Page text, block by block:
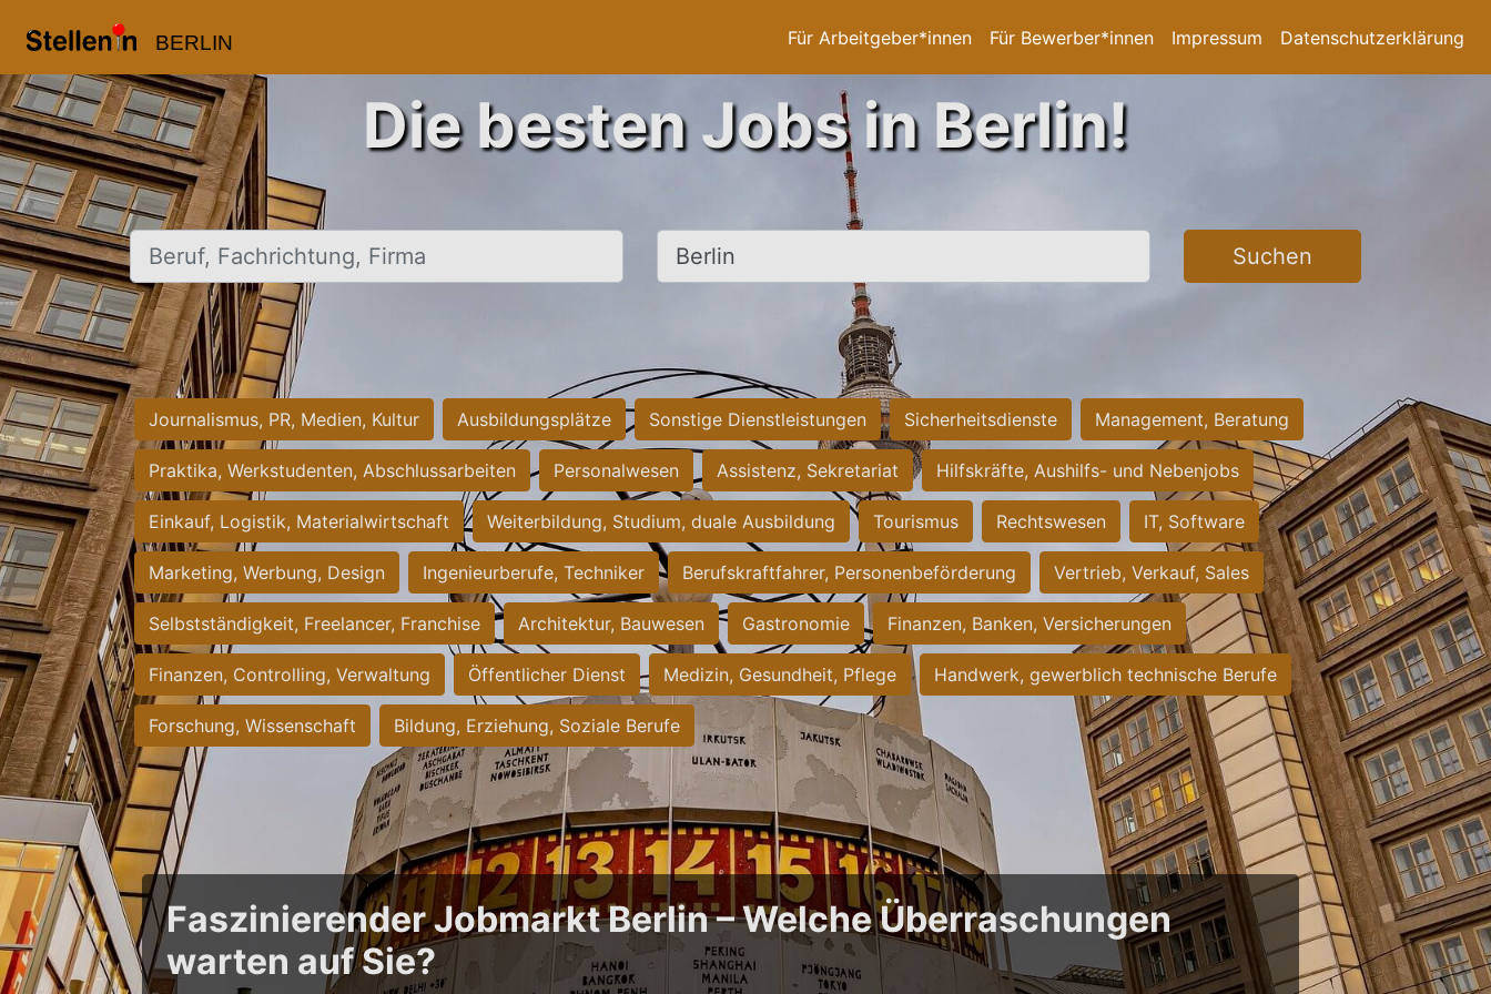
BERLIN Für Arbeitgeber*innen Für Bewerber*innen Impressum Datenschutzerklärung
Die besten Jobs in Berlin!
Beruf, Fachrichtung, Firma Ort, Stadt Suchen
Journalismus, PR, Medien, Kultur Ausbildungsplätze Sonstige Dienstleistungen Sicherheitsdienste Management, Beratung
Praktika, Werkstudenten, Abschlussarbeiten Personalwesen Assistenz, Sekretariat Hilfskräfte, Aushilfs- und Nebenjobs
Einkauf, Logistik, Materialwirtschaft Weiterbildung, Studium, duale Ausbildung Tourismus Rechtswesen IT, Software
Marketing, Werbung, Design Ingenieurberufe, Techniker Berufskraftfahrer, Personenbeförderung Vertrieb, Verkauf, Sales
Selbstständigkeit, Freelancer, Franchise Architektur, Bauwesen Gastronomie Finanzen, Banken, Versicherungen
Finanzen, Controlling, Verwaltung Öffentlicher Dienst Medizin, Gesundheit, Pflege Handwerk, gewerblich technische Berufe
Forschung, Wissenschaft Bildung, Erziehung, Soziale Berufe
Faszinierender Jobmarkt Berlin – Welche Überraschungen
warten auf Sie?